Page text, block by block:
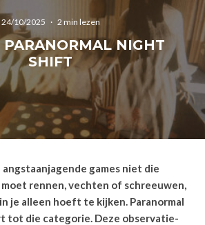
24/10/2025 · 2 min lezen
PARANORMAL NIGHT
SHIFT
angstaanjagende games niet die
rennen, vechten of schreeuwen,
je alleen hoeft te kijken. Paranormal
tot die categorie. Deze observatie-